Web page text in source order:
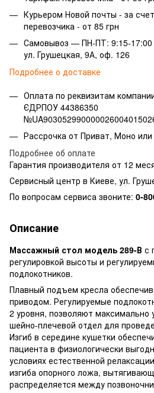
Курьером Новой почты - за
перевозчика - от 85 грн
Самовывоз — ПН-ПТ: 9:15-17:00
ул. Грушецкая, 9А, оф. 126
Подробнее о доставке
Оплата по реквизитам
ЄДРПОУ 44386350
Рассрочка от Приват, Моно
Подробнее об оплате
Гарантия производителя от 12
Сервисный центр в Киеве, ул.
По вопросам сервиса звоните: 0-
Описание
Массажный стол модель 289-В с
регулировкой высоты и
подлокотников.
Плавный подъем кресла
приводом. Регулируемые
2 уровня, позволяют максимально
шейно-плечевой отдел для
Изгиб в середине кушетки
пациента в физиологически
условиях естественной
изгиба опорного ложа,
распределяется между